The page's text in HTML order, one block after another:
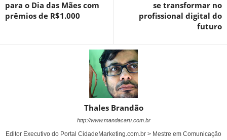
para o Dia das Mães com
prêmios de R$1.000
se transformar no
profissional digital do
futuro
Thales Brandão
http://www.mandacaru.com.br
Editor Executivo do Portal CidadeMarketing.com.br > Mestre em Comunicação